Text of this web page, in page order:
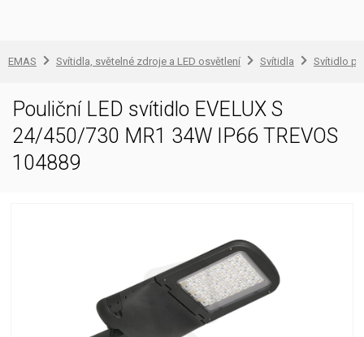
EMAS Svítidla, světelné zdroje a LED osvětlení Svítidla Svítidlo
Pouliční LED svítidlo EVELUX S
24/450/730 MR1 34W IP66 TREVOS
104889